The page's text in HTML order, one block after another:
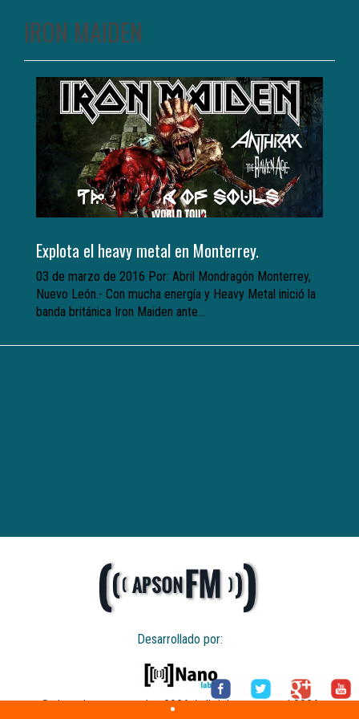
IRON MAIDEN
Explota el heavy metal en Monterrey.
03 de marzo de 2016 Por: Abril Mondragón Monterrey,
Nuevo León.- Con mucha energía y Heavy Metal inició la
banda británica Iron Maiden ante...
Desarrollado por:
© derechos reservados 2026 / all rights reserved 2026